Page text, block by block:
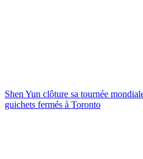
Shen Yun clôture sa tournée
guichets fermés à Toronto